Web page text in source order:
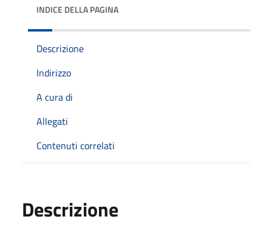
INDICE DELLA PAGINA
Descrizione
Indirizzo
A cura di
Allegati
Contenuti correlati
Descrizione